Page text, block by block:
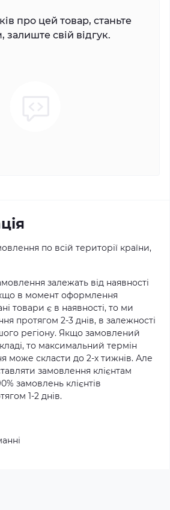
про цей товар, станьте
свій відгук.
по всій території країни,
залежать від наявності
в момент оформлення
товари є в наявності, то ми
протягом 2-3 днів, в залежності
регіону. Якщо замовлений
то максимальний термін
може скласти до 2-х тижнів. Але
замовлення клієнтам
замовлень клієнтів
1-2 днів.